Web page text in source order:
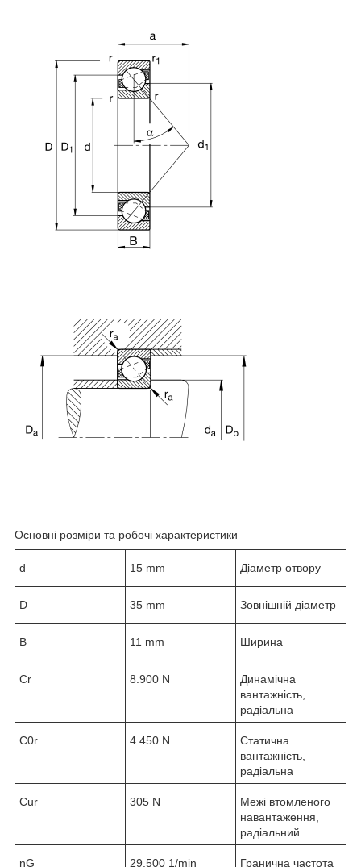
Основні розміри та робочі характеристики
d 15 mm Діаметр отвору
D 35 mm Зовнішній діаметр
B 11 mm Ширина
Cr 8.900 N
Динамічна
вантажність,
радіальна
C0r 4.450 N
Статична
вантажність,
радіальна
Cur 305 N
Межі втомленого
навантаження,
радіальний
nG 29.500 1/min
Гранична частота